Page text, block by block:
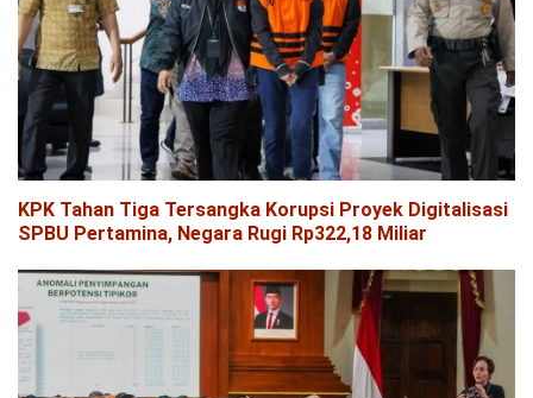
KPK Tahan Tiga Tersangka Korupsi Proyek Digitalisasi
SPBU Pertamina, Negara Rugi Rp322,18 Miliar